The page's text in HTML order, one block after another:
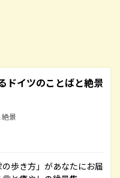
ドイツのことばと絶景
景
歩き方」があなたにお届